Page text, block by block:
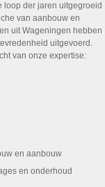
loop der jaren uitgegroeid
van aanbouw en
uit Wageningen hebben
uitgevoerd.
van onze expertise:
en aanbouw
en onderhoud